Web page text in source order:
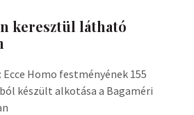
keresztül látható
Ecce Homo festményének 155
készült alkotása a Bagaméri